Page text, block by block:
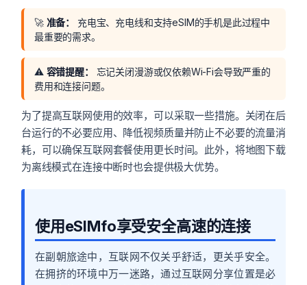
🚀 准备：
充电宝、充电线和支持eSIM的手机是此过程中
最重要的需求。
⚠️ 容错提醒：
忘记关闭漫游或仅依赖Wi-Fi会导致严重的
费用和连接问题。
为了提高互联网使用的效率，可以采取一些措施。关闭在后
台运行的不必要应用、降低视频质量并防止不必要的流量消
耗，可以确保互联网套餐使用更长时间。此外，将地图下载
为离线模式在连接中断时也会提供极大优势。
使用eSIMfo享受安全高速的连接
在副朝旅途中，互联网不仅关乎舒适，更关乎安全。
在拥挤的环境中万一迷路，通过互联网分享位置是必